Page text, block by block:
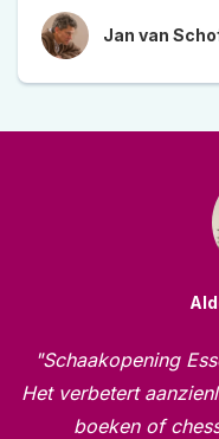
Jan van
"Schaakopening
Het verbetert
boeken of